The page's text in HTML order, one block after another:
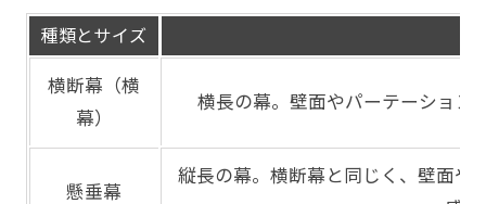
種類とサイズ
横断幕（横
幕）
横長の幕。壁面やパーテーション
懸垂幕
縦長の幕。横断幕と同じく、壁面や